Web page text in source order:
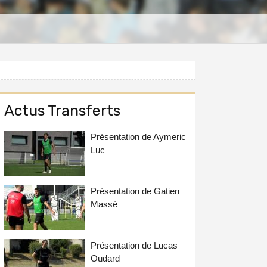
Actus Transferts
Présentation de Aymeric
Luc
Présentation de Gatien
Massé
Présentation de Lucas
Oudard